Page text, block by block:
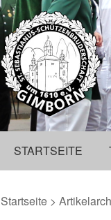
STARTSEITE
Startseite >